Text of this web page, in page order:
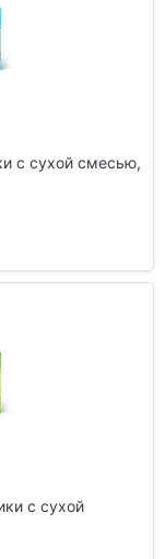
с сухой смесью,
с сухой